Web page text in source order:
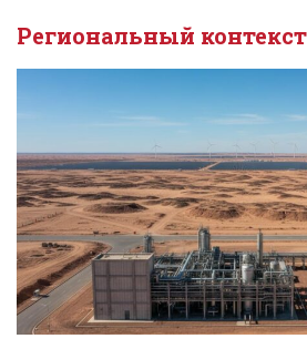
Региональный контекст